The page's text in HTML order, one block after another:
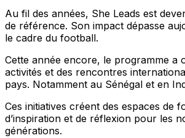
Au fil des années, She Leads est
de référence. Son impact dépasse
le cadre du football.
Cette année encore, le programme a
activités et des rencontres
pays. Notamment au Sénégal et en
Ces initiatives créent des espaces de
d’inspiration et de réflexion pour les
générations.